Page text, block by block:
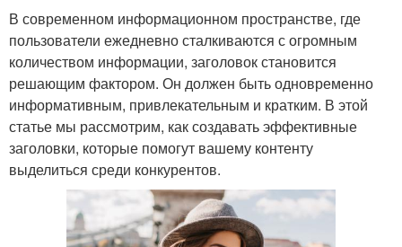
В современном информационном пространстве, где
пользователи ежедневно сталкиваются с огромным
количеством информации, заголовок становится
решающим фактором. Он должен быть одновременно
информативным, привлекательным и кратким. В этой
статье мы рассмотрим, как создавать эффективные
заголовки, которые помогут вашему контенту
выделиться среди конкурентов.